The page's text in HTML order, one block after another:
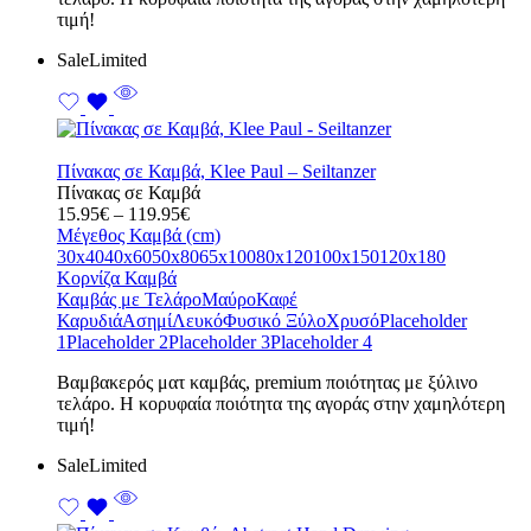
τιμή!
SaleLimited
Πίνακας σε Καμβά, Klee Paul – Seiltanzer
Πίνακας σε Καμβά
15.95€ – 119.95€Price
range:
15.95€
119.95€
Μέγεθος Καμβά (cm)
30x4040x6050x8065x10080x120100x150120x180
Κορνίζα Καμβά
Καμβάς με ΤελάροΜαύροΚαφέ
ΚαρυδιάΑσημίΛευκόΦυσικό ΞύλοΧρυσόPlaceholder
1Placeholder 2Placeholder 3Placeholder 4
Bαμβακερός ματ καμβάς, premium ποιότητας με ξύλινο
τελάρο. Η κορυφαία ποιότητα της αγοράς στην χαμηλότερη
τιμή!
SaleLimited